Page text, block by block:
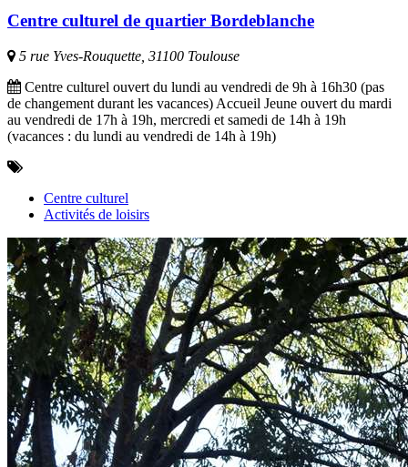
Centre culturel de quartier Bordeblanche
5 rue Yves-Rouquette, 31100 Toulouse
Centre culturel ouvert du lundi au vendredi de 9h à 16h30 (pas
de changement durant les vacances) Accueil Jeune ouvert du mardi
au vendredi de 17h à 19h, mercredi et samedi de 14h à 19h
(vacances : du lundi au vendredi de 14h à 19h)
Centre culturel
Activités de loisirs